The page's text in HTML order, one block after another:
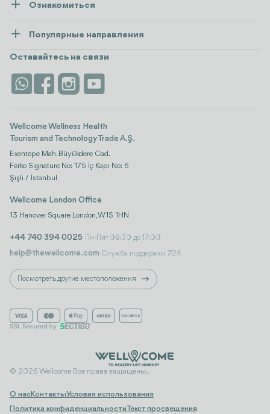
Пресса
Безопасность
Контакты
Ознакомиться
Wellness
Размещение
Достопримечательности
Отзывы
Популярные направления
посмотреть все
Istanbul
Оставайтесь на связи
Wellcome Wellness Health
Tourism and Technology Trade A.Ş.
Esentepe Mah. Büyükdere Cad.
Ferko Signature No: 175 İç Kapı No: 6
Şişli / İstanbul
Wellcome London Office
13 Hanover Square London, W1S 1HN
+44 740 394 0025 Пн-Пят 08:30 до 17:00
help@thewellcome.com Служба поддержки 7/24
Посмотреть другие местоположения
© 2026 Wellcome Все права защищены..
О насКонтактыУсловия использования
Политика конфиденциальностиТекст просвещения